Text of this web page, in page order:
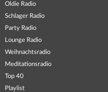
Oldie Radio
Schlager Radio
Party Radio
Lounge Radio
Weihnachtsradio
Meditationsradio
Top 40
Playlist